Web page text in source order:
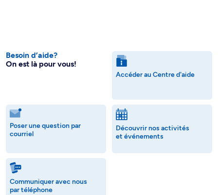
Besoin d’aide?
On est là pour vous!
Accéder au Centre d'aide
Poser une question par
courriel
Découvrir nos activités
et événements
Communiquer avec nous
par téléphone